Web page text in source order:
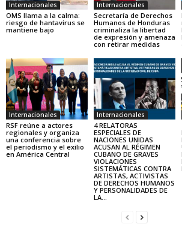
Internacionales
OMS llama a la calma:
riesgo de hantavirus se
mantiene bajo
Internacionales
Secretaría de Derechos
Humanos de Honduras
criminaliza la libertad
de expresión y amenaza
con retirar medidas
Internacionales
RSF reúne a actores
regionales y organiza
una conferencia sobre
el periodismo y el exilio
en América Central
Internacionales
4 RELATORAS
ESPECIALES DE
NACIONES UNIDAS
ACUSAN AL RÉGIMEN
CUBANO DE GRAVES
VIOLACIONES
SISTEMÁTICAS CONTRA
ARTISTAS, ACTIVISTAS
DE DERECHOS HUMANOS
Y PERSONALIDADES DE
LA...